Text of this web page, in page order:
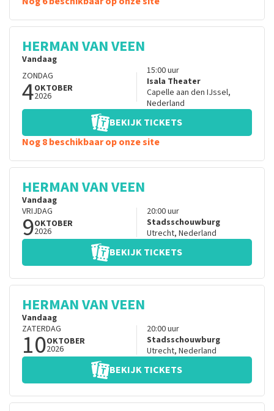
HERMAN VAN VEEN
Vandaag
ZONDAG
4OKTOBER
2026
15:00uur
Isala Theater
Capelle aan den IJssel,
Nederland
BEKIJK TICKETS
Nog 8 beschikbaar op onze site
HERMAN VAN VEEN
Vandaag
VRIJDAG
9OKTOBER
2026
20:00uur
Stadsschouwburg
Utrecht, Nederland
BEKIJK TICKETS
HERMAN VAN VEEN
Vandaag
ZATERDAG
10OKTOBER
2026
20:00uur
Stadsschouwburg
Utrecht, Nederland
BEKIJK TICKETS